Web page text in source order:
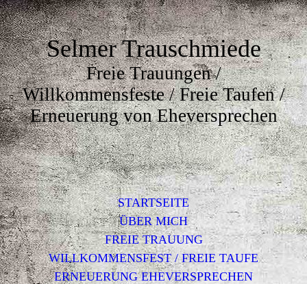
Selmer Trauschmiede
Freie Trauungen /
Willkommensfeste / Freie Taufen /
Erneuerung von Eheversprechen
STARTSEITE
ÜBER MICH
FREIE TRAUUNG
WILLKOMMENSFEST / FREIE TAUFE
ERNEUERUNG EHEVERSPRECHEN